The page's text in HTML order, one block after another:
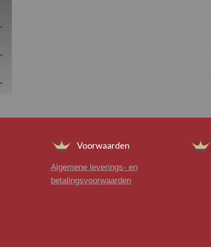
Voorwaarden
Algemene leverings- en
betalingsvoorwaarden